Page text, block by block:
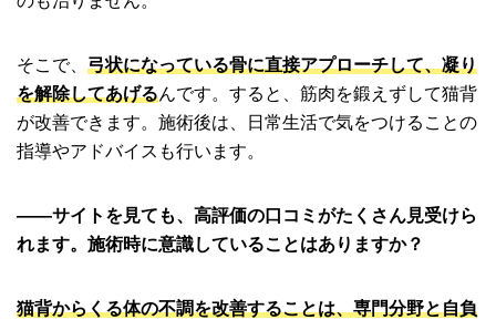
そこで、 弓状になっている骨に直接アプローチして、凝り
を解除してあげるんです。すると、筋肉を鍛えずして猫背
が改善できます。施術後は、日常生活で気をつけることの
指導やアドバイスも行います。
――サイトを見ても、高評価の口コミがたくさん見受けら
れます。施術時に意識していることはありますか？
猫背からくる体の不調を改善することは、専門分野と自負